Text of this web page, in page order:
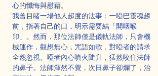
心的懺悔與慰藉。
我曾目睹一場他人超度的法事：一啞巴靈魂趨
前，指著自己的口，明示需要結「開咽喉
印」。然而，那位法師僅是儀軌法師，只會機
械運作，觀想無心，咒語如歌，對啞者的請求
全然忽視。啞者內心嗔火陡升，猛然咬住法師
的鼻子。法師渾然不覺，次日鼻子卻爛了，治